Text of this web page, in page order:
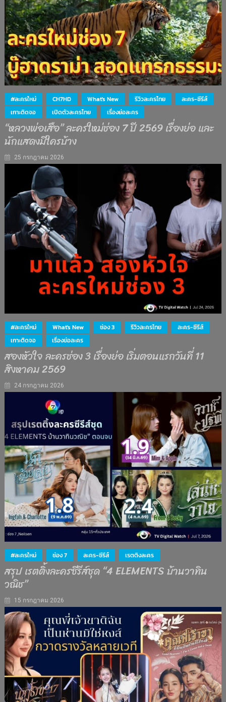
#ละครใหม่ CH7HD What's New รีวิวละครไทย
ละคร-ซีรีส์
เกาะติดจอ
เปิดตัวละครไทย เรื่องย่อละคร
“หลวงพ่อเสือ” ละครใหม่ช่อง 7 ปี 2569 เรื่องย่อ และ
นักแสดงมีใครบ้าง
25 กรกฎาคม 2026
#ละครใหม่ What's New ช่อง 3 รีวิวละครไทย
ละคร-ซีรีส์
เกาะติดจอ
เรื่องย่อละคร
สองหัวใจ ละครช่อง 3 เรื่องย่อ เริ่มตอนแรกวันที่ 11
สิงหาคม 2569
24 กรกฎาคม 2026
#ละครใหม่ ช่อง 7 ละคร-ซีรีส์ เรตติงละคร
สรุป เรตติ้งละครซีรีส์ชุด “4 ELEMENTS บ้านวาทิน
วณิช”
15 กรกฎาคม 2026